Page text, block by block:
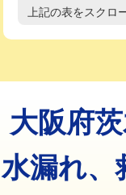
え）
マス交換（土の掘
マス交換（深さ50
コンクリート斫り
高度高圧洗浄換
トーラー機使用/
追加トーラー機使
桝清掃
上記の表をスクロ
大阪府
水漏れ、